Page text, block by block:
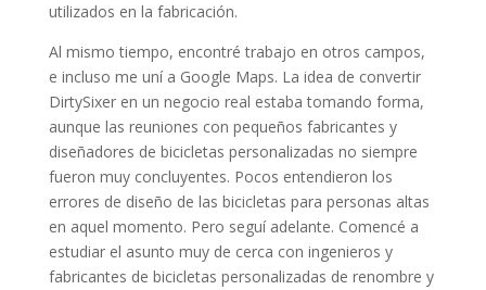
utilizados en la fabricación.
Al mismo tiempo, encontré trabajo en otros campos,
e incluso me uní a Google Maps. La idea de convertir
DirtySixer en un negocio real estaba tomando forma,
aunque las reuniones con pequeños fabricantes y
diseñadores de bicicletas personalizadas no siempre
fueron muy concluyentes. Pocos entendieron los
errores de diseño de las bicicletas para personas altas
en aquel momento. Pero seguí adelante. Comencé a
estudiar el asunto muy de cerca con ingenieros y
fabricantes de bicicletas personalizadas de renombre y